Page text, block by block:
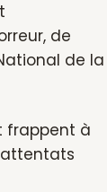
de
de la
frappent à
attentats